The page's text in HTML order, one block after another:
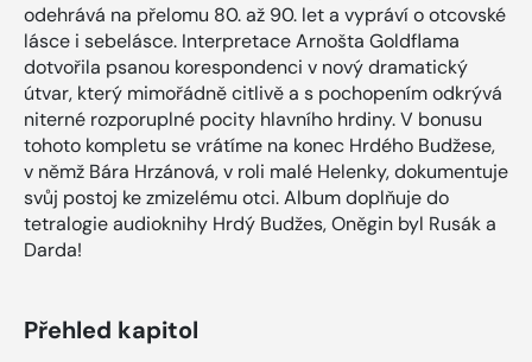
odehrává na přelomu 80. až 90. let a vypráví o otcovské
lásce i sebelásce. Interpretace Arnošta Goldflama
dotvořila psanou korespondenci v nový dramatický
útvar, který mimořádně citlivě a s pochopením odkrývá
niterné rozporuplné pocity hlavního hrdiny. V bonusu
tohoto kompletu se vrátíme na konec Hrdého Budžese,
v němž Bára Hrzánová, v roli malé Helenky, dokumentuje
svůj postoj ke zmizelému otci. Album doplňuje do
tetralogie audioknihy Hrdý Budžes, Oněgin byl Rusák a
Darda!
Přehled kapitol